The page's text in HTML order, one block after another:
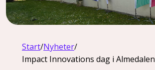
Start/Nyheter/
Impact Innovations dag i Almedalen